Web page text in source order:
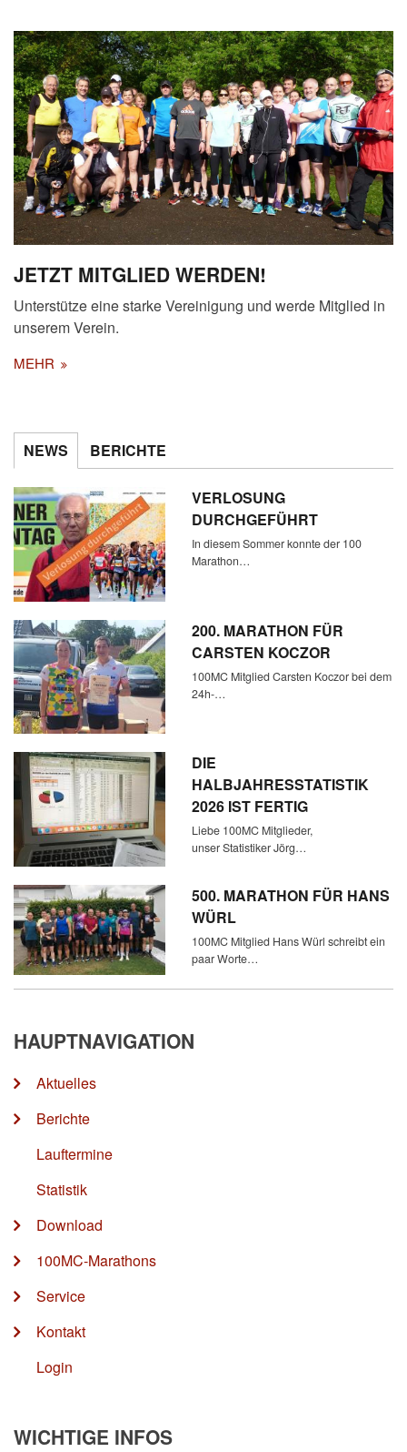
JETZT MITGLIED WERDEN!
Unterstütze eine starke Vereinigung und werde Mitglied in
unserem Verein.
MEHR
NEWS BERICHTE
VERLOSUNG
DURCHGEFÜHRT
In diesem Sommer konnte der 100
Marathon…
200. MARATHON FÜR
CARSTEN KOCZOR
100MC Mitglied Carsten Koczor bei dem
24h-…
DIE
HALBJAHRESSTATISTIK
2026 IST FERTIG
Liebe 100MC Mitglieder,
unser Statistiker Jörg…
500. MARATHON FÜR HANS
WÜRL
100MC Mitglied Hans Würl schreibt ein
paar Worte…
HAUPTNAVIGATION
Aktuelles
Berichte
Lauftermine
Statistik
Download
100MC-Marathons
Service
Kontakt
Login
WICHTIGE INFOS